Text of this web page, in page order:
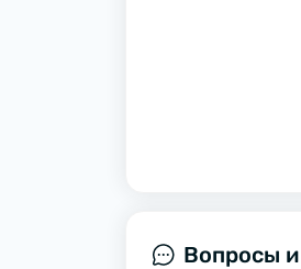
Вопросы